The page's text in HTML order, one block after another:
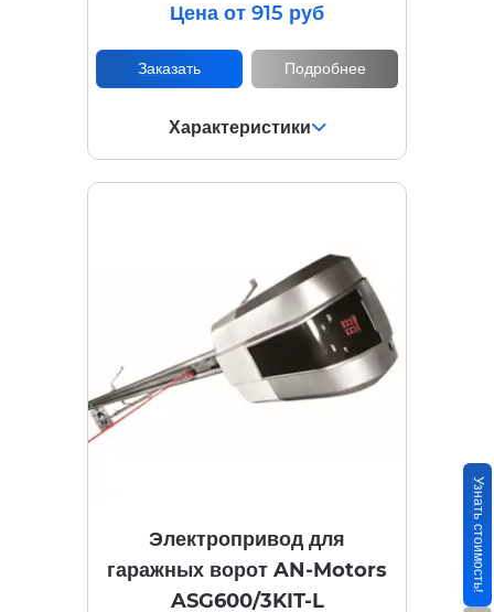
Цена от 915 руб
Заказать Подробнее
Характеристики
Электропривод для
гаражных ворот AN-Motors
ASG600/3KIT-L
Узнать стоимость!